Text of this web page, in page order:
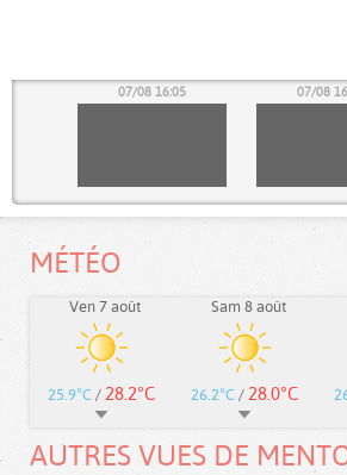
07/08 16:05 07/08
MÉTÉO
Ven 7 août
25.9°C / 28.2°C
Sam 8 août
26.2°C / 28.0°C
AUTRES VUES DE